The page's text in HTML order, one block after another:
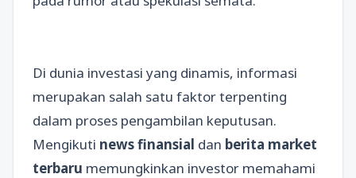
Di dunia investasi yang dinamis, informasi
merupakan salah satu faktor terpenting
dalam proses pengambilan keputusan.
Mengikuti news finansial dan berita market
terbaru memungkinkan investor memahami